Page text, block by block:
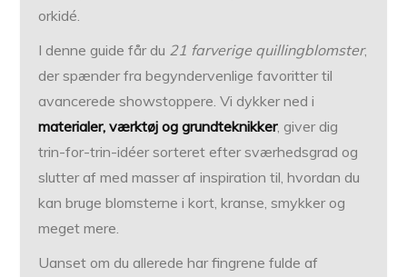
orkidé.
I denne guide får du 21 farverige quillingblomster,
der spænder fra begyndervenlige favoritter til
avancerede showstoppere. Vi dykker ned i
materialer, værktøj og grundteknikker, giver dig
trin-for-trin-idéer sorteret efter sværhedsgrad og
slutter af med masser af inspiration til, hvordan du
kan bruge blomsterne i kort, kranse, smykker og
meget mere.
Uanset om du allerede har fingrene fulde af